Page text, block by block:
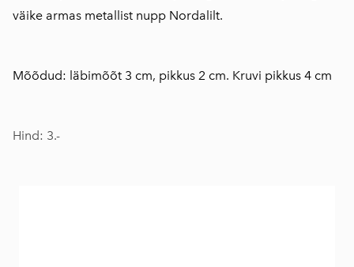
väike armas metallist nupp Nordalilt.
Mõõdud: läbimõõt 3 cm, pikkus 2 cm. Kruvi pikkus 4 cm
Hind: 3.-